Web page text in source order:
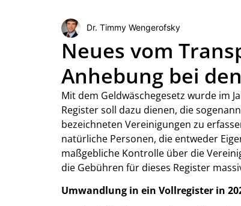
Dr. Timmy Wengerofsky
Neues vom
Anhebung bei
Mit dem Geldwäschegesetz wurde im
Register soll dazu dienen, die
bezeichneten Vereinigungen zu
natürliche Personen, die entweder
maßgebliche Kontrolle über die
die Gebühren für dieses Register
Umwandlung in ein Vollregister in